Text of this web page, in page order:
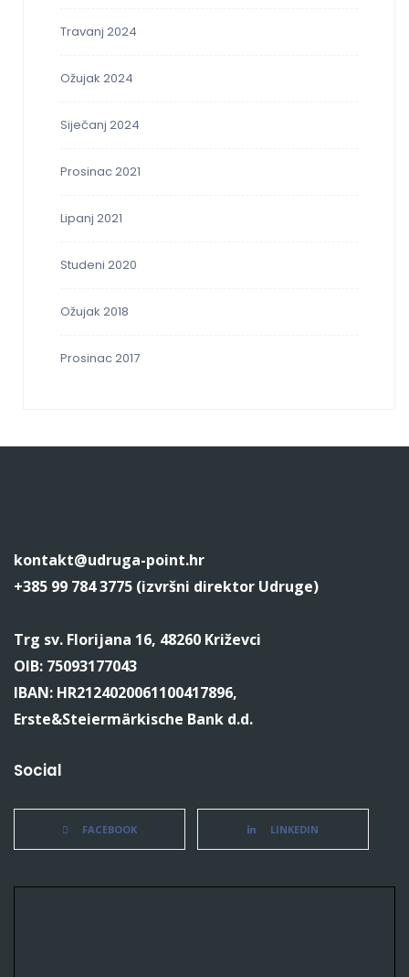
Travanj 2024
Ožujak 2024
Siječanj 2024
Prosinac 2021
Lipanj 2021
Studeni 2020
Ožujak 2018
Prosinac 2017
kontakt@udruga-point.hr
+385 99 784 3775 (izvršni direktor Udruge)
Trg sv. Florijana 16, 48260 Križevci
OIB: 75093177043
IBAN: HR2124020061100417896,
Erste&Steiermärkische Bank d.d.
Social
FACEBOOK LINKEDIN